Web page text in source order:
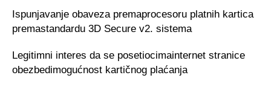
Ispunjavanje obaveza premaprocesoru platnih kartica
premastandardu 3D Secure v2. sistema
Legitimni interes da se posetiocimainternet stranice
obezbedimogućnost kartičnog plaćanja